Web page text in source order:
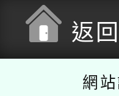
返
網